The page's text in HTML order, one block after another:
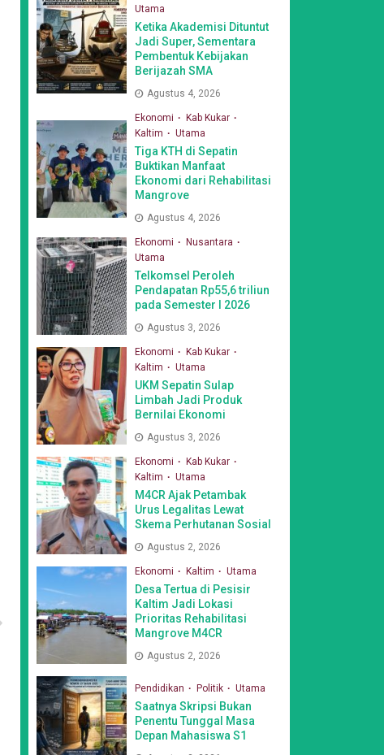
Utama
Ketika Akademisi Dituntut
Jadi Super, Sementara
Pembentuk Kebijakan
Berijazah SMA
Agustus 4, 2026
Ekonomi
Kab Kukar
Kaltim
Utama
Tiga KTH di Sepatin
Buktikan Manfaat
Ekonomi dari Rehabilitasi
Mangrove
Agustus 4, 2026
Ekonomi
Nusantara
Utama
Telkomsel Peroleh
Pendapatan Rp55,6 triliun
pada Semester I 2026
Agustus 3, 2026
Ekonomi
Kab Kukar
Kaltim
Utama
UKM Sepatin Sulap
Limbah Jadi Produk
Bernilai Ekonomi
Agustus 3, 2026
Ekonomi
Kab Kukar
Kaltim
Utama
M4CR Ajak Petambak
Urus Legalitas Lewat
Skema Perhutanan Sosial
Agustus 2, 2026
Ekonomi Kaltim Utama
Desa Tertua di Pesisir
Kaltim Jadi Lokasi
Prioritas Rehabilitasi
Mangrove M4CR
Agustus 2, 2026
Pendidikan Politik Utama
Saatnya Skripsi Bukan
Penentu Tunggal Masa
Depan Mahasiswa S1